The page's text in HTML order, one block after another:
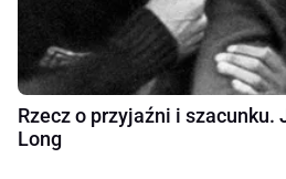
Rzecz o przyjaźni i szacunku.
Long